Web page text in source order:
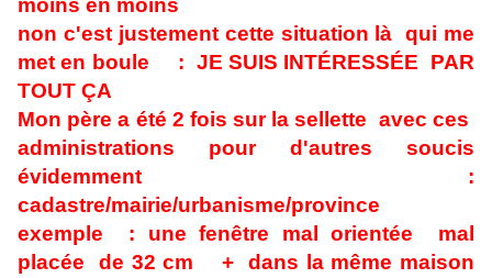
moins en moins
non c'est justement cette situation là qui me
met en boule : JE SUIS INTÉRESSÉE PAR
TOUT ÇA
Mon père a été 2 fois sur la sellette avec ces
administrations pour d'autres soucis
évidemment :
cadastre/mairie/urbanisme/province
exemple : une fenêtre mal orientée mal
placée de 32 cm + dans la même maison